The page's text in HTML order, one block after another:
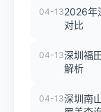
04-132026年
对比
04-13深圳福
解析
04-13深圳南